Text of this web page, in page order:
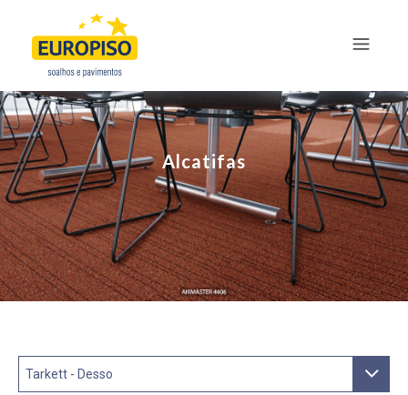
Alcatifas